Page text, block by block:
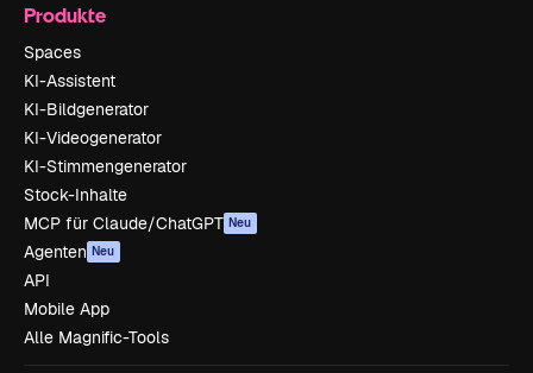
Produkte
Spaces
KI-Assistent
KI-Bildgenerator
KI-Videogenerator
KI-Stimmengenerator
Stock-Inhalte
MCP für Claude/ChatGPT Neu
Agenten Neu
API
Mobile App
Alle Magnific-Tools